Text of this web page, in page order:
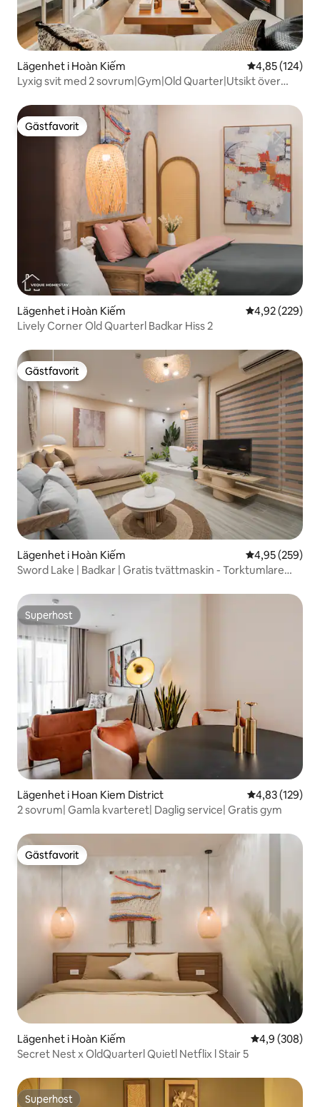
Lägenhet i Hoàn Kiếm 4,85 av 5 i
4,85 (124)
Lyxig svit med 2 sovrum|Gym|Old Quarter|Utsikt över
Gästfavorit
Gästfavorit
Lägenhet i Hoàn Kiếm 4,92 av 5 i
4,92 (229)
Lively Corner Old Quarterl Badkar Hiss 2
Gästfavorit
Gästfavorit
Lägenhet i Hoàn Kiếm 4,95 av 5 i
4,95 (259)
Sword Lake | Badkar | Gratis tvättmaskin - Torktumlare
Superhost
Superhost
Lägenhet i Hoan Kiem District 4,83 av 5 i
4,83 (129)
2 sovrum| Gamla kvarteret| Daglig service| Gratis gym
Gästfavorit
Gästfavorit
Lägenhet i Hoàn Kiếm 4,9 av 5 i
4,9 (308)
Secret Nest x OldQuarterl Quietl Netflix l Stair 5
Superhost